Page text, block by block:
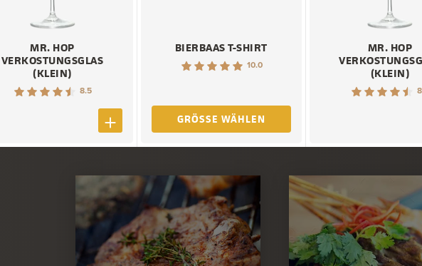
MR. HOP
VERKOSTUNGSGLAS
(KLEIN)
8.5
BIERBAAS T-SHIRT
10.0
GRÖSSE WÄHLEN
MR. HOP
(KLEIN)